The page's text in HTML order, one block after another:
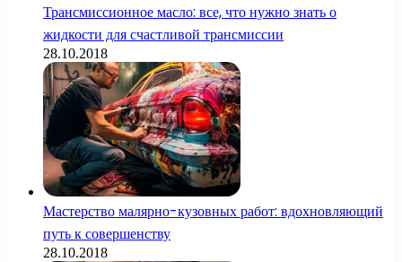
Трансмиссионное масло: все, что нужно знать о
жидкости для счастливой трансмиссии
28.10.2018
Мастерство малярно-кузовных работ: вдохновляющий
путь к совершенству
28.10.2018